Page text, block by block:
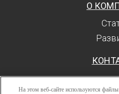
О
На этом веб-сайте используются